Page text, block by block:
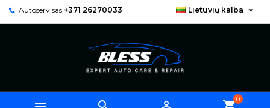
Autoservisas +371 26270033 Lietuvių kalba 
0